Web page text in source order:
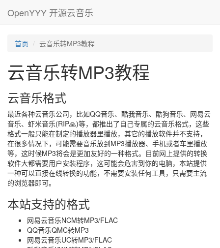
OpenYYY 开源云音乐
首页 云音乐转MP3教程
云音乐转MP3教程
云音乐格式
最近各种云音乐公司，比如QQ音乐、酷我音乐、酷狗音乐、网易云
音乐、虾米音乐(RIP🙏)等，都推出了自己专属的云音乐格式，这些
格式一般只能在制定的播放器里播放，其它的播放软件并不支持，
在很多情况下，可能需要音乐放到MP3播放器、手机或者车里播放
等，这时候MP3将会是更加友好的一种格式。目前网上提供的转换
软件大都需要用户安装程序，这可能会危害到你的电脑，本站提供
一种可以直接在线转换的功能，不需要安装任何工具，只需要主流
的浏览器即可。
本站支持的格式
网易云音乐NCM转MP3/FLAC
QQ音乐QMC转MP3
网易云音乐UC转MP3/FLAC